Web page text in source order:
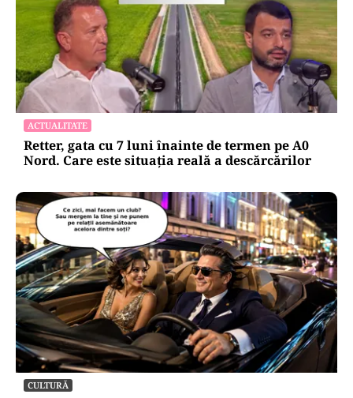
ACTUALITATE
Retter, gata cu 7 luni înainte de termen pe A0
Nord. Care este situația reală a descărcărilor
CULTURĂ